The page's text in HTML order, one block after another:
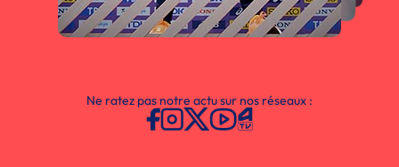
Ne ratez pas notre actu sur nos réseaux :